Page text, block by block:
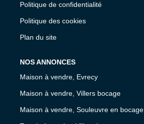
Politique de confidentialité
Politique des cookies
Plan du site
NOS ANNONCES
Maison à vendre, Evrecy
Maison à vendre, Villers bocage
Maison à vendre, Souleuvre en bocage